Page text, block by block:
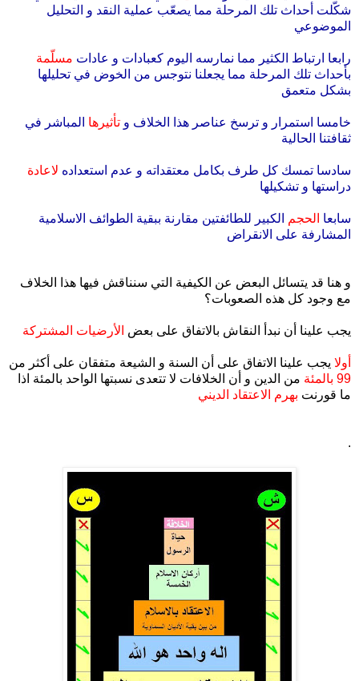
شكّلت أحداث تلك المرحلة مما يصعّب عملية النقد و التحليل
الموضوعي
رابعا ارتباط الكثير مما نمارسه اليوم كعبادات و عادات مسلّمة
بأحداث تلك المرحلة مما يجعلنا نتوجس من الخوض في تحليلها
بشكل متعمق
خامسا استمرار و ترسخ عناصر هذا الخلاف و تأثيرها المباشر في
ثقافتنا الحالية
سادسا تمسك كل طرف بكامل معتقداته و عدم استعداده لاعادة
دراستها و تشكيلها
سابعا الحجم
الكبير للطائفتين مقارنة ببقية الطوائف الاسلامية
المشارفة على الانقراض
و هنا قد يتسائل البعض عن الكيفية التي سنناقش فيها هذا الخلاف
مع وجود كل هذه الصعوبات؟
يجب علينا أن نبدأ النقاش بالاتفاق على بعض الأرضيات المشتركة
أولا يجب علينا الاتفاق على أن السنة و الشيعة متفقان على أكثر من
99 بالمئة
من الدين و أن الخلافات لا تتعدى نسبتها الواحد بالمئة اذا
ما قورنت بهرم الاعتقاد الديني
.